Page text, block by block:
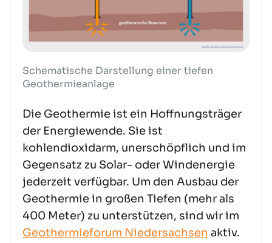
Schematische Darstellung einer tiefen
Geothermieanlage
Die Geothermie ist ein Hoffnungsträger
der Energiewende. Sie ist
kohlendioxidarm, unerschöpflich und im
Gegensatz zu Solar- oder Windenergie
jederzeit verfügbar. Um den Ausbau der
Geothermie in großen Tiefen (mehr als
400 Meter) zu unterstützen, sind wir im
Geothermieforum Niedersachsen aktiv.